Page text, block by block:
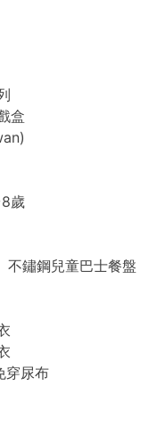
盒
歲
不鏽鋼兒童巴士餐盤
穿尿布